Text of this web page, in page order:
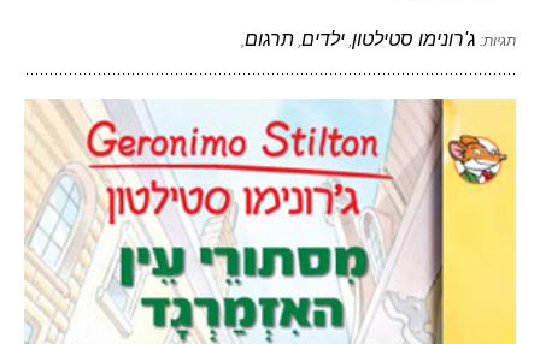
תגיות: ג'רונימו סטילטון ילדים תרגום